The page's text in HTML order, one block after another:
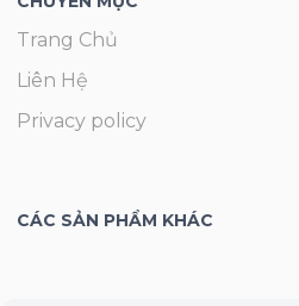
Trang Chủ
Liên Hệ
Privacy policy
CÁC SẢN PHẨM KHÁC